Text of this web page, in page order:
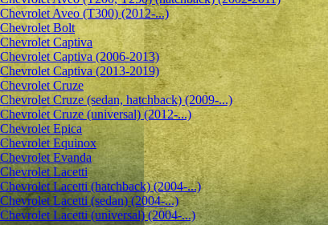
Chevrolet Aveo (T300) (2012-...)
Chevrolet Bolt
Chevrolet Captiva
Chevrolet Captiva (2006-2013)
Chevrolet Captiva (2013-2019)
Chevrolet Cruze
Chevrolet Cruze (sedan, hatchback) (2009-...)
Chevrolet Cruze (universal) (2012-...)
Chevrolet Epiсa
Chevrolet Equinox
Chevrolet Evanda
Chevrolet Lacetti
Chevrolet Lacetti (hatchback) (2004-...)
Chevrolet Lacetti (sedan) (2004-...)
Chevrolet Lacetti (universal) (2004-...)